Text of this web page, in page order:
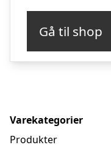
kr.
Gå til shop
Varekategorier
Produkter